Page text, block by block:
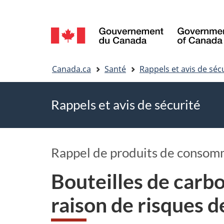
Sélection
de
la
Canada.ca Santé Rappels et avis de
Rappels et avis de sécurité
Rappel de produits de
Bouteilles de
raison de risques